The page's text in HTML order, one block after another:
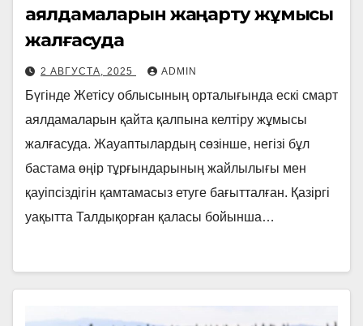
аялдамаларын жаңарту жұмысы
жалғасуда
2 АВГУСТА, 2025 ADMIN
Бүгінде Жетісу облысының орталығында ескі смарт
аялдамаларын қайта қалпына келтіру жұмысы
жалғасуда. Жауаптылардың сөзінше, негізі бұл
бастама өңір тұрғындарының жайлылығы мен
қауіпсіздігін қамтамасыз етуге бағытталған. Қазіргі
уақытта Талдықорған қаласы бойынша…